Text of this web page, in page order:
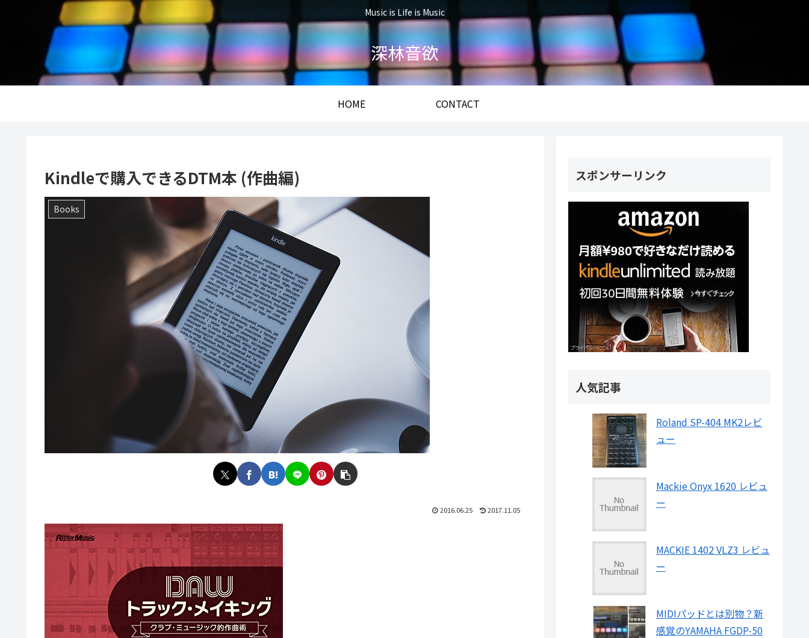
Music is Life is Music
深林音欲
HOME CONTACT
Kindleで購入できるDTM本 (作曲編)
Books
2016.06.25 2017.11.05
スポンサーリンク
人気記事
Roland SP-404 MK2レビ
ュー
Mackie Onyx 1620 レビュ
ー
MACKIE 1402 VLZ3 レビュ
ー
MIDIパッドとは別物？新
感覚のYAMAHA FGDP-50